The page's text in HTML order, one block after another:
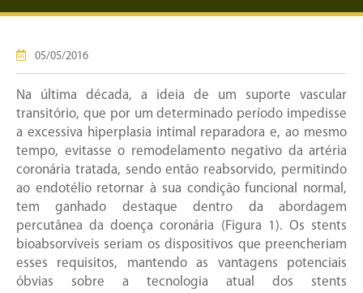
05/05/2016
Na última década, a ideia de um suporte vascular
transitório, que por um determinado período impedisse
a excessiva hiperplasia intimal reparadora e, ao mesmo
tempo, evitasse o remodelamento negativo da artéria
coronária tratada, sendo então reabsorvido, permitindo
ao endotélio retornar à sua condição funcional normal,
tem ganhado destaque dentro da abordagem
percutânea da doença coronária (Figura 1). Os stents
bioabsorvíveis seriam os dispositivos que preencheriam
esses requisitos, mantendo as vantagens potenciais
óbvias sobre a tecnologia atual dos stents